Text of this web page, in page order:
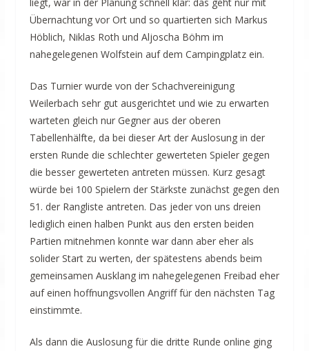
Übernachtung vor Ort und so quartierten sich Markus
Höblich, Niklas Roth und Aljoscha Böhm im
nahegelegenen Wolfstein auf dem Campingplatz ein.
Das Turnier wurde von der Schachvereinigung
Weilerbach sehr gut ausgerichtet und wie zu erwarten
warteten gleich nur Gegner aus der oberen
Tabellenhälfte, da bei dieser Art der Auslosung in der
ersten Runde die schlechter gewerteten Spieler gegen
die besser gewerteten antreten müssen. Kurz gesagt
würde bei 100 Spielern der Stärkste zunächst gegen den
51. der Rangliste antreten. Das jeder von uns dreien
lediglich einen halben Punkt aus den ersten beiden
Partien mitnehmen konnte war dann aber eher als
solider Start zu werten, der spätestens abends beim
gemeinsamen Ausklang im nahegelegenen Freibad eher
auf einen hoffnungsvollen Angriff für den nächsten Tag
einstimmte.
Als dann die Auslosung für die dritte Runde online ging